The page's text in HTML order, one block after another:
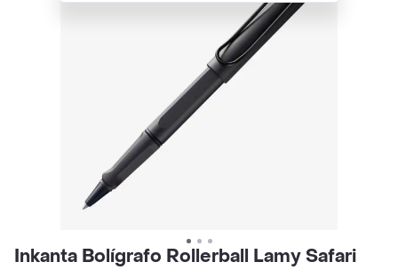
Inkanta Bolígrafo Rollerball Lamy Safari